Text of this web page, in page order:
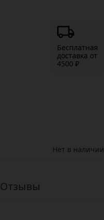
Бесплатная
доставка от
4500 ₽
Нет в наличии
Отзывы